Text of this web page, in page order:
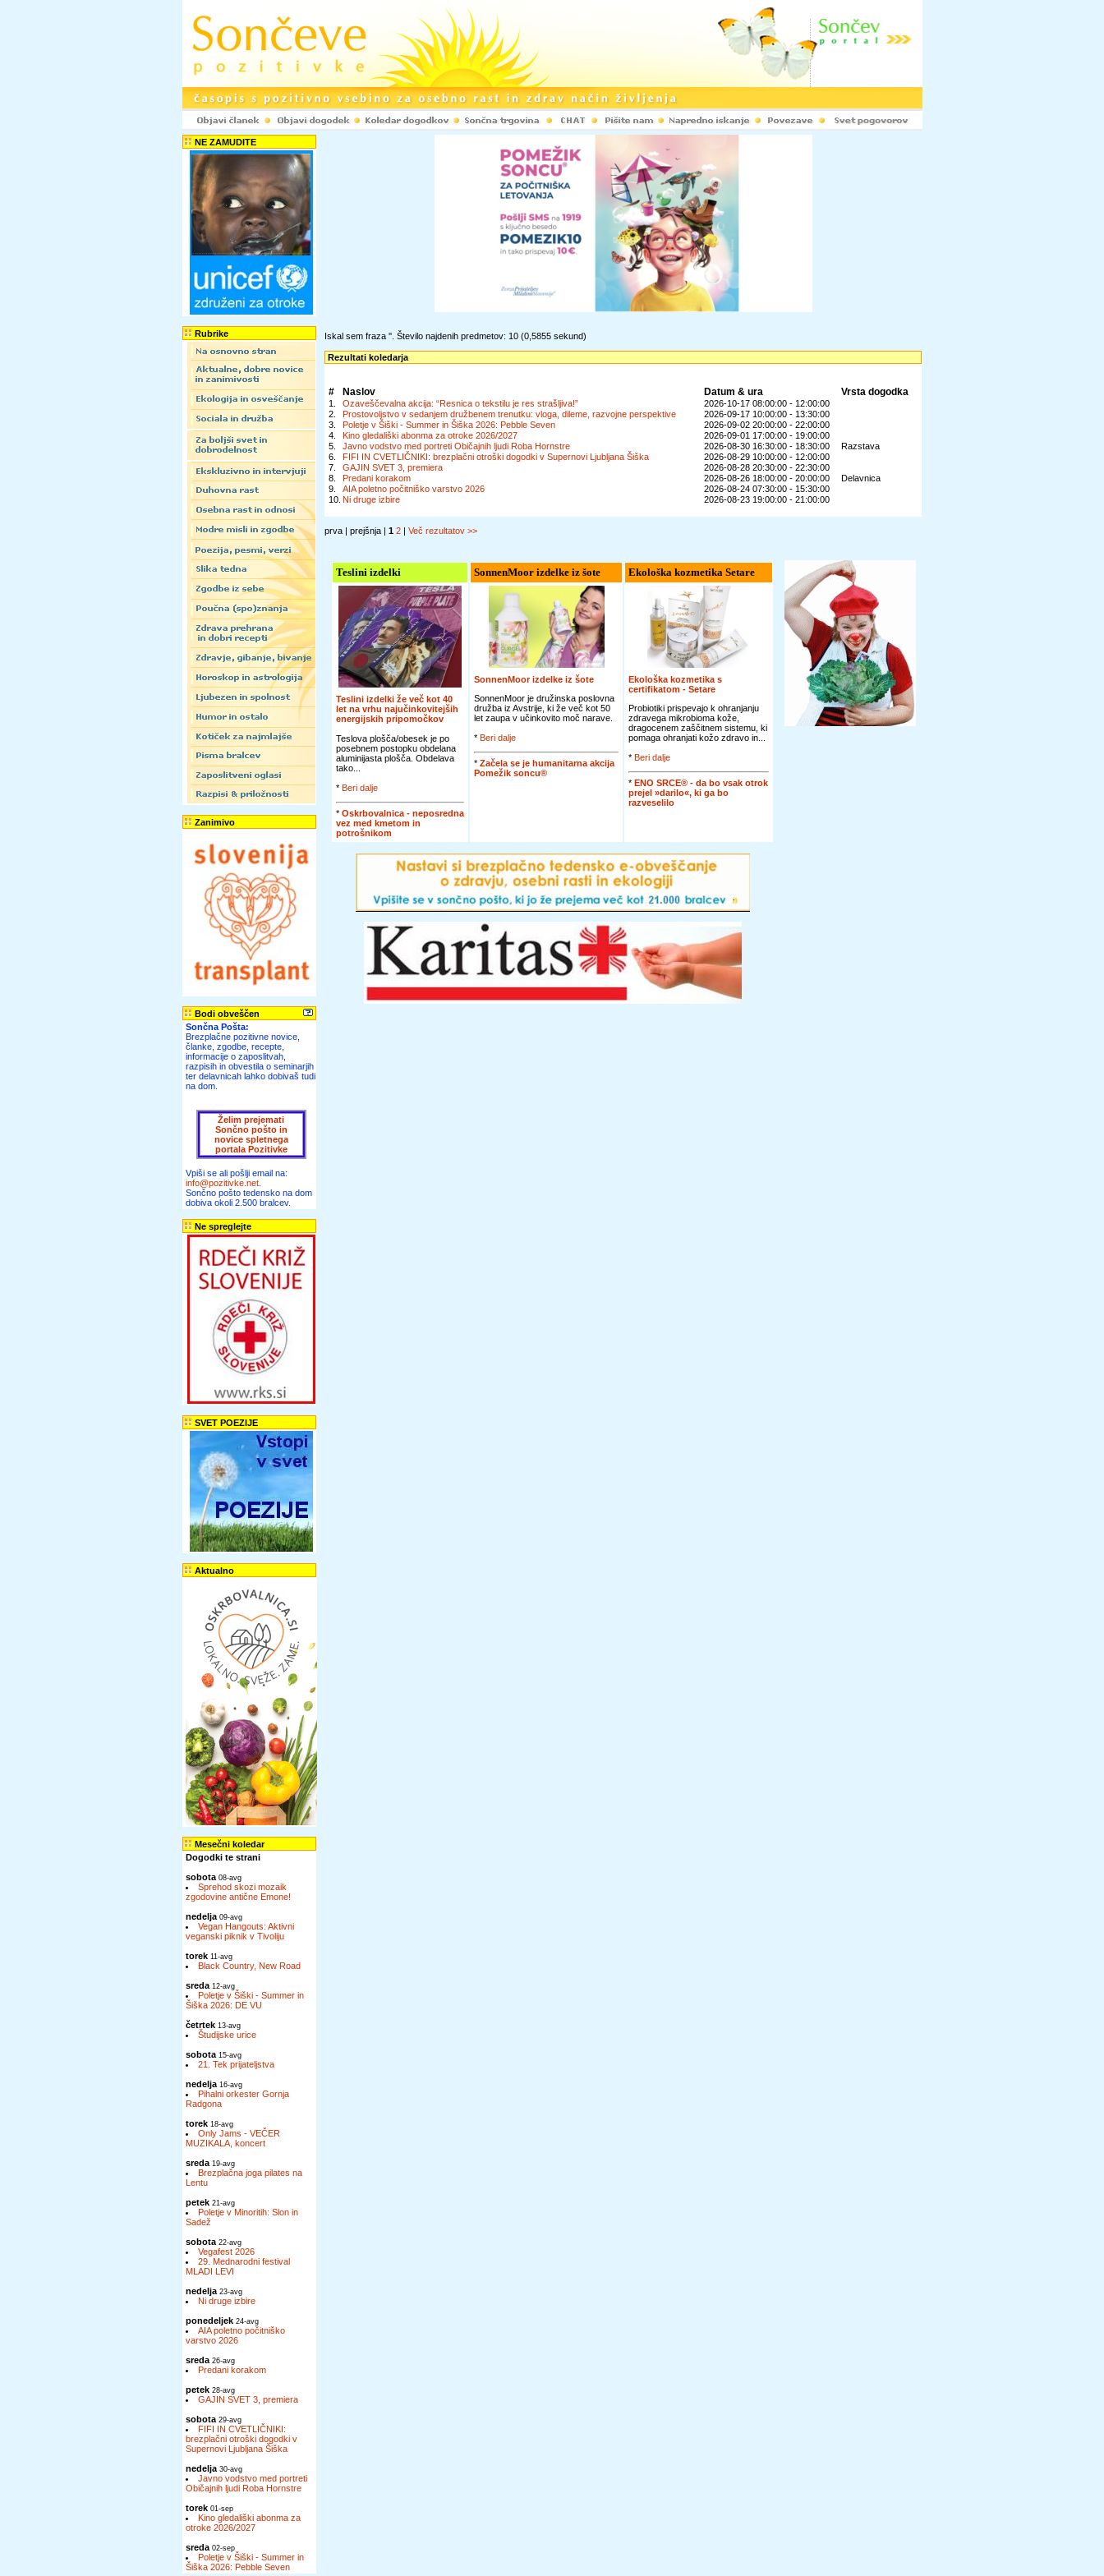
NE ZAMUDITE
Rubrike
Zanimivo
Bodi obveščen
Sončna Pošta:
Brezplačne pozitivne novice,
članke, zgodbe, recepte,
informacije o zaposlitvah,
razpisih in obvestila o seminarjih
ter delavnicah lahko dobivaš tudi
na dom.
Želim prejemati
Sončno pošto in
novice spletnega
portala Pozitivke
Vpiši se ali pošlji email na:
info@pozitivke.net
Sončno pošto tedensko na dom
dobiva okoli 2.500 bralcev.
Ne spreglejte
SVET POEZIJE
Aktualno
Mesečni koledar
Dogodki te strani
sobota 08-avg
Sprehod skozi mozaik
zgodovine antične Emone!
nedelja 09-avg
Vegan Hangouts: Aktivni
veganski piknik v Tivoliju
torek 11-avg
Black Country, New Road
sreda 12-avg
Poletje v Šiški - Summer in
Šiška 2026: DE VU
četrtek 13-avg
Študijske urice
sobota 15-avg
21. Tek prijateljstva
nedelja 16-avg
Pihalni orkester Gornja
Radgona
torek 18-avg
Only Jams - VEČER
MUZIKALA, koncert
sreda 19-avg
Brezplačna joga pilates na
Lentu
petek 21-avg
Poletje v Minoritih: Slon in
Sadež
sobota 22-avg
Vegafest 2026
29. Mednarodni festival
MLADI LEVI
nedelja 23-avg
Ni druge izbire
ponedeljek 24-avg
AIA poletno počitniško
varstvo 2026
sreda 26-avg
Predani korakom
petek 28-avg
GAJIN SVET 3, premiera
sobota 29-avg
FIFI IN CVETLIČNIKI:
brezplačni otroški dogodki v
Supernovi Ljubljana Šiška
nedelja 30-avg
Javno vodstvo med portreti
Običajnih ljudi Roba Hornstre
torek 01-sep
Kino gledališki abonma za
otroke 2026/2027
sreda 02-sep
Poletje v Šiški - Summer in
Šiška 2026: Pebble Seven
Iskal sem fraza ''. Število najdenih predmetov: 10 (0,5855 sekund)
Rezultati koledarja
# Naslov Datum & ura Vrsta dogodka
1. Ozaveščevalna akcija: “Resnica o tekstilu je res strašljiva!”
2026-10-17 08:00:00 - 12:00:00
2.
Prostovoljstvo v sedanjem družbenem trenutku: vloga, dileme, razvojne perspektive
2026-09-17 10:00:00 - 13:30:00
3.
Poletje v Šiški - Summer in Šiška 2026: Pebble Seven
2026-09-02 20:00:00 - 22:00:00
4.
Kino gledališki abonma za otroke 2026/2027
2026-09-01 17:00:00 - 19:00:00
5.
Javno vodstvo med portreti Običajnih ljudi Roba Hornstre 2026-08-30 16:30:00 - 18:30:00
Razstava
6.
FIFI IN CVETLIČNIKI: brezplačni otroški dogodki v Supernovi Ljubljana Šiška
2026-08-29 10:00:00 - 12:00:00
7.
GAJIN SVET 3, premiera
2026-08-28 20:30:00 - 22:30:00
8.
Predani korakom 2026-08-26 18:00:00 - 20:00:00
Delavnica
9.
AIA poletno počitniško varstvo 2026
2026-08-24 07:30:00 - 15:30:00
10. Ni druge izbire 2026-08-23 19:00:00 - 21:00:00
prva | prejšnja | 1 2 | Več rezultatov >>
Teslini izdelki
Teslini izdelki že več kot 40
let na vrhu najučinkovitejših
energijskih pripomočkov
Teslova plošča/obesek je po
posebnem postopku obdelana
aluminijasta plošča. Obdelava
tako...
* Beri dalje
* Oskrbovalnica - neposredna
vez med kmetom in
potrošnikom
SonnenMoor izdelke iz šote
SonnenMoor izdelke iz šote
SonnenMoor je družinska poslovna
družba iz Avstrije, ki že več kot 50
let zaupa v učinkovito moč narave.
* Beri dalje
* Začela se je humanitarna akcija
Pomežik soncu®
Ekološka kozmetika Setare
Ekološka kozmetika s
certifikatom - Setare
Probiotiki prispevajo k ohranjanju
zdravega mikrobioma kože,
dragocenem zaščitnem sistemu, ki
pomaga ohranjati kožo zdravo in...
* Beri dalje
* ENO SRCE® - da bo vsak otrok
prejel »darilo«, ki ga bo
razveselilo